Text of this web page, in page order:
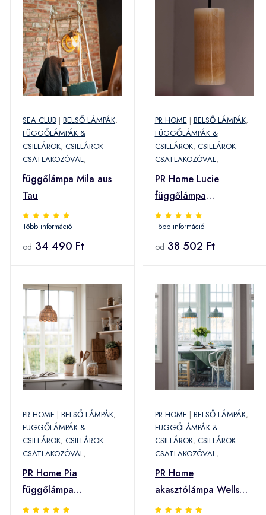
SEA CLUB | BELSŐ LÁMPÁK,
FÜGGŐLÁMPÁK &
CSILLÁROK, CSILLÁROK
CSATLAKOZÓVAL,
függőlámpa Mila aus
Tau
Több információ
od 34 490 Ft
PR HOME | BELSŐ LÁMPÁK,
FÜGGŐLÁMPÁK &
CSILLÁROK, CSILLÁROK
CSATLAKOZÓVAL,
PR Home Lucie
függőlámpa
márványból, dugó,
dugó
Több információ
od 38 502 Ft
PR HOME | BELSŐ LÁMPÁK,
FÜGGŐLÁMPÁK &
CSILLÁROK, CSILLÁROK
CSATLAKOZÓVAL,
PR Home Pia
függőlámpa
természetes szálakból
PR HOME | BELSŐ LÁMPÁK,
FÜGGŐLÁMPÁK &
CSILLÁROK, CSILLÁROK
CSATLAKOZÓVAL,
PR Home
akasztólámpa Wells
Small, zöld/arany, Ø